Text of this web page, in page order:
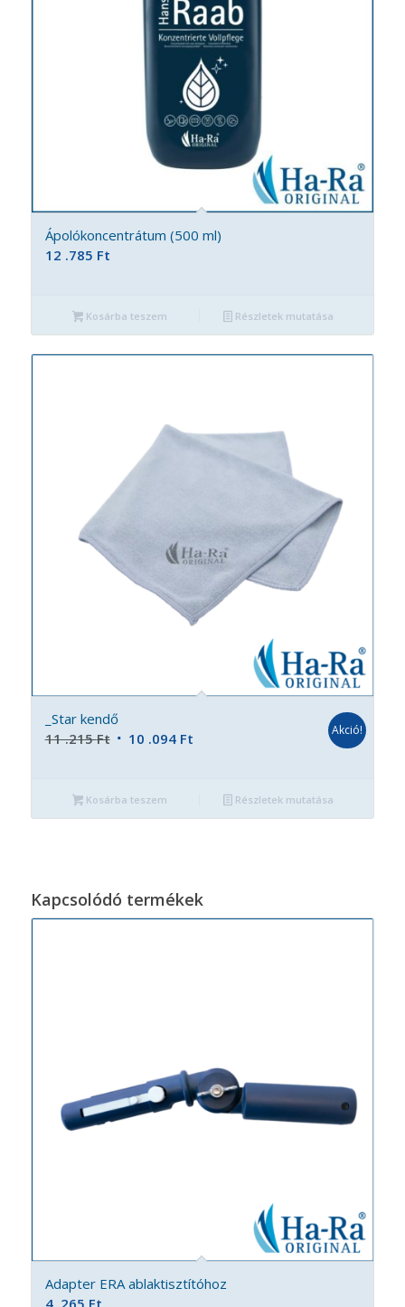
Ápolókoncentrátum (500 ml)
12 .785 Ft
Kosárba teszem Részletek mutatása
_Star kendő
11 .215Ft Original
11
.215 Ft.
10 .094 FtCurrent
.094 Ft.
Akció!
Kosárba teszem Részletek mutatása
Kapcsolódó termékek
Adapter ERA ablaktisztítóhoz